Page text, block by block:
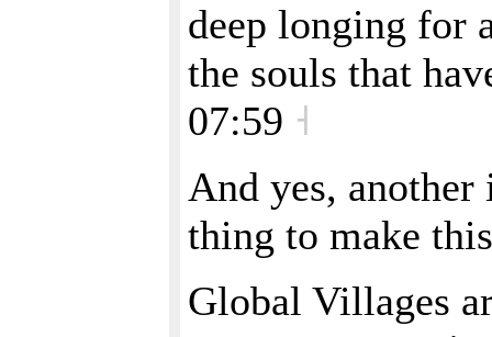
deep longing for
the souls that
07:59 ˧
And yes, another
thing to make
Global Villages